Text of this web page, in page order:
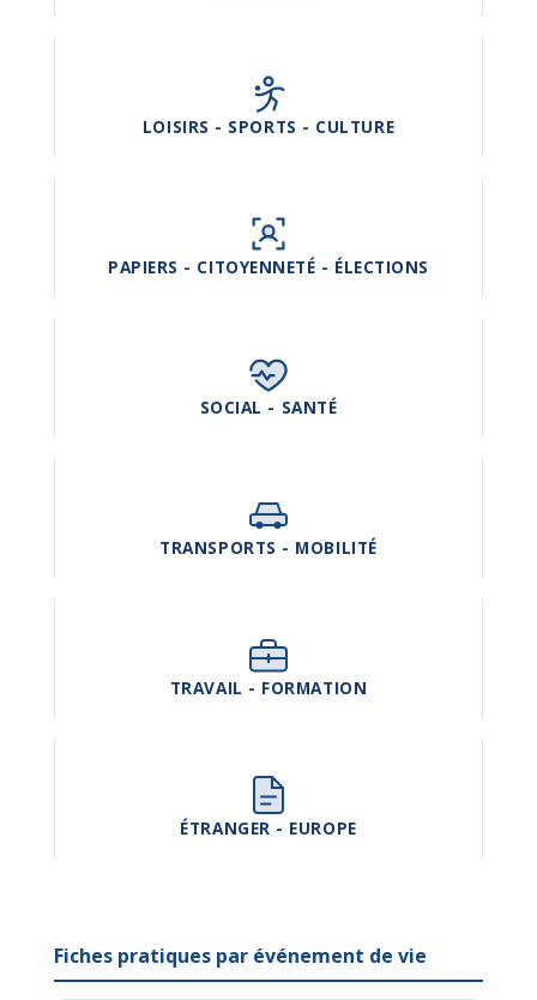
LOISIRS - SPORTS - CULTURE
PAPIERS - CITOYENNETÉ - ÉLECTIONS
SOCIAL - SANTÉ
TRANSPORTS - MOBILITÉ
TRAVAIL - FORMATION
ÉTRANGER - EUROPE
Fiches pratiques par événement de vie